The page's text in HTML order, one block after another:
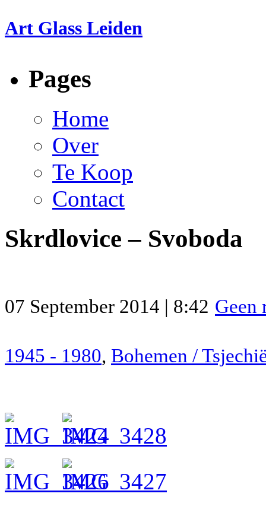
Art Glass Leiden
Pages
Home
Over
Te Koop
Contact
Skrdlovice – Svoboda
07 September 2014 | 8:42 Geen
1945 - 1980, Bohemen /